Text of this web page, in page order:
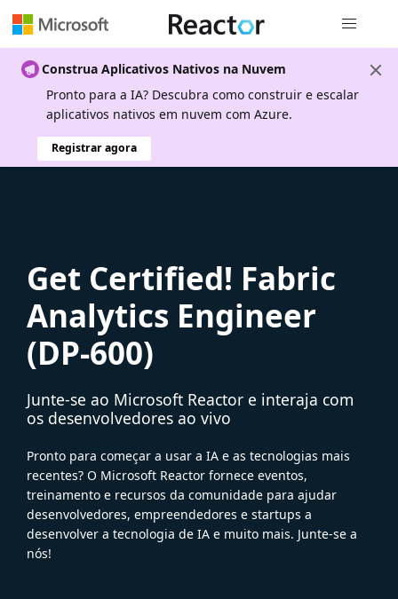
Construa Aplicativos Nativos na Nuvem
Pronto para a IA? Descubra como construir e escalar
aplicativos nativos em nuvem com Azure.
Registrar agora
Get Certified! Fabric
Analytics Engineer
(DP-600)
Junte-se ao Microsoft Reactor e interaja com
os desenvolvedores ao vivo
Pronto para começar a usar a IA e as tecnologias mais
recentes? O Microsoft Reactor fornece eventos,
treinamento e recursos da comunidade para ajudar
desenvolvedores, empreendedores e startups a
desenvolver a tecnologia de IA e muito mais. Junte-se a
nós!